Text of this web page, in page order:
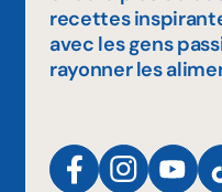
recettes
avec les gens
rayonner les